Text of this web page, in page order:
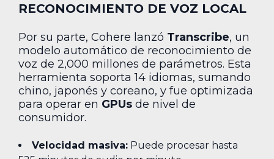
RECONOCIMIENTO DE VOZ LOCAL
Por su parte, Cohere lanzó Transcribe, un
modelo automático de reconocimiento de
voz de 2,000 millones de parámetros. Esta
herramienta soporta 14 idiomas, sumando
chino, japonés y coreano, y fue optimizada
para operar en GPUs de nivel de
consumidor.
Velocidad masiva: Puede procesar hasta